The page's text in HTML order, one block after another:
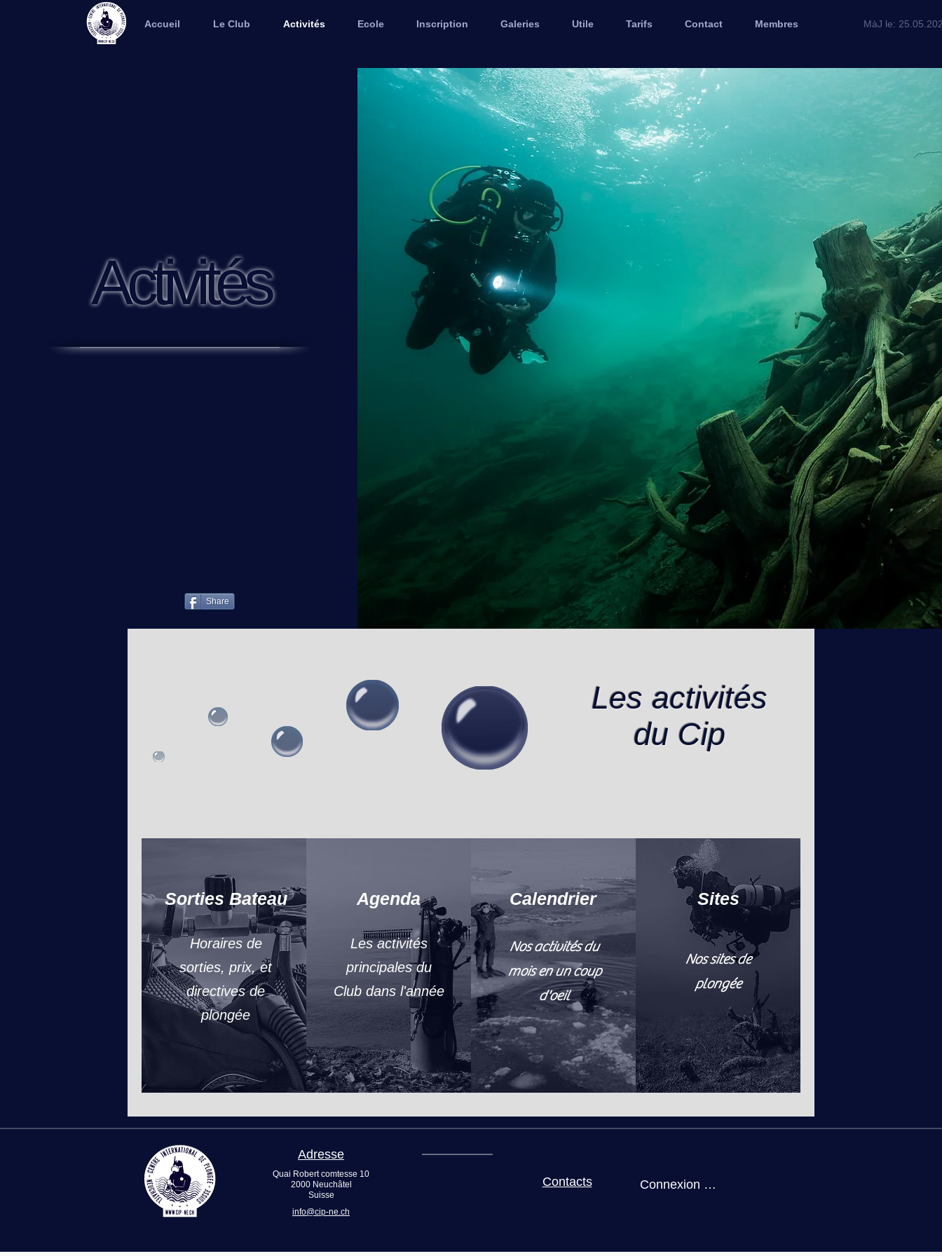
Accueil Le Club Activités Ecole Inscription Galeries Utile Tarifs Contact Membres MàJ le:
Activités
Share
Les activités
du Cip
Sorties Bateau
Horaires de
sorties, prix, et
directives de
plongée
Lesactivités
principales du
Club dans l'année
Agenda
Nos activités du
mois en un coup
d'oeil
Calendrier
Nos sites de
plongée
Sites
Adresse
Quai Robert comtesse 10
2000 Neuchâtel
Suisse
info@cip-ne.ch
Contacts Connexion / Inscription